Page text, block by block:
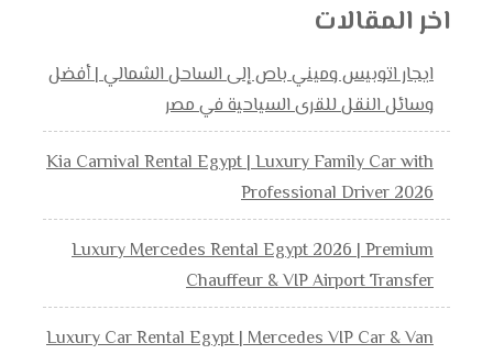
اخر المقالات
ايجار اتوبيس وميني باص إلى الساحل الشمالي | أفضل
وسائل النقل للقرى السياحية في مصر
Kia Carnival Rental Egypt | Luxury Family Car with
Professional Driver 2026
Luxury Mercedes Rental Egypt 2026 | Premium
Chauffeur & VIP Airport Transfer
Luxury Car Rental Egypt | Mercedes VIP Car & Van